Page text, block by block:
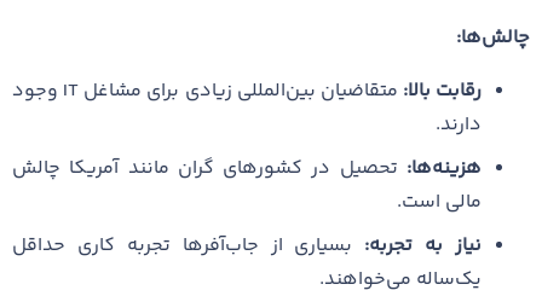
چالش‌ها:
رقابت بالا:
متقاضیان بین‌المللی زیادی برای مشاغل IT وجود
دارند.
هزینه‌ها: تحصیل در کشورهای گران مانند آمریکا چالش
مالی است.
نیاز به تجربه: بسیاری از جاب‌آفرها تجربه کاری حداقل
یک‌ساله می‌خواهند.